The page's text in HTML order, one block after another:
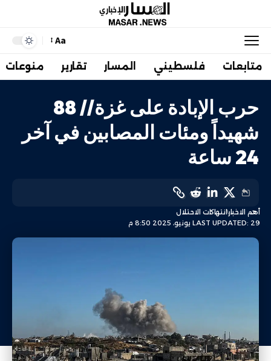
Aa
متابعات فلسطيني المسار تقارير منوعات
حرب الإبادة على غزة// 88
شهيداً ومئات المصابين في آخر
24 ساعة
LAST UPDATED: 29 يونيو، 2025 8:50 م
أهم الاخبارانتهاكات الاحتلال